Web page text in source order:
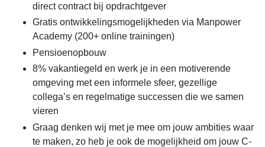
direct contract bij opdrachtgever
Gratis ontwikkelingsmogelijkheden via Manpower
Academy (200+ online trainingen)
Pensioenopbouw
8% vakantiegeld en werk je in een motiverende
omgeving met een informele sfeer, gezellige
collega’s en regelmatige successen die we samen
vieren
Graag denken wij met je mee om jouw ambities waar
te maken, zo heb je ook de mogelijkheid om jouw C-